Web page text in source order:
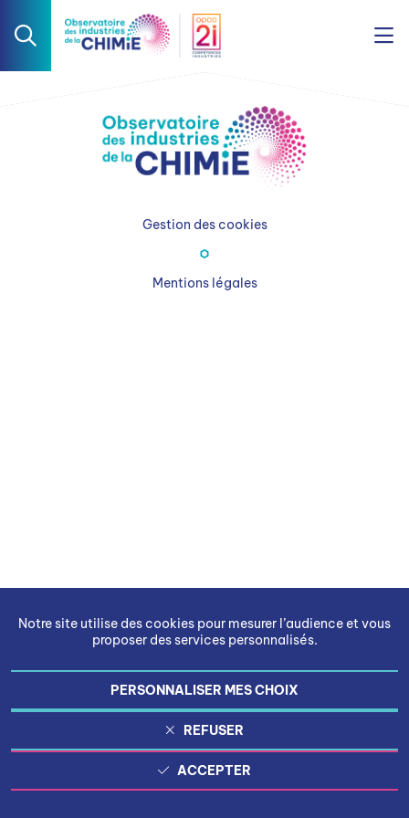
Notre site utilise des cookies pour mesurer l’audience et vous
proposer des services personnalisés.
PERSONNALISER MES CHOIX
REFUSER
ACCEPTER
Gestion des cookies
Mentions légales